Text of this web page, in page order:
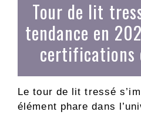
Tour de lit
tendance en
certifications
Le tour de lit tressé
élément phare dans